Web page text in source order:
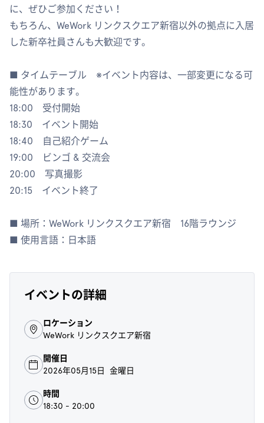
に、ぜひご参加ください！
もちろん、WeWork リンクスクエア新宿以外の拠点に入居
した新卒社員さんも大歓迎です。
■ タイムテーブル ※イベント内容は、一部変更になる可
能性があります。
18:00 受付開始
18:30 イベント開始
18:40 自己紹介ゲーム
19:00 ビンゴ & 交流会
20:00 写真撮影
20:15 イベント終了
■ 場所：WeWork リンクスクエア新宿 16階ラウンジ
■ 使用言語：日本語
イベントの詳細
ロケーション
WeWork リンクスクエア新宿
開催日
2026年05月15日 金曜日
時間
18:30 - 20:00